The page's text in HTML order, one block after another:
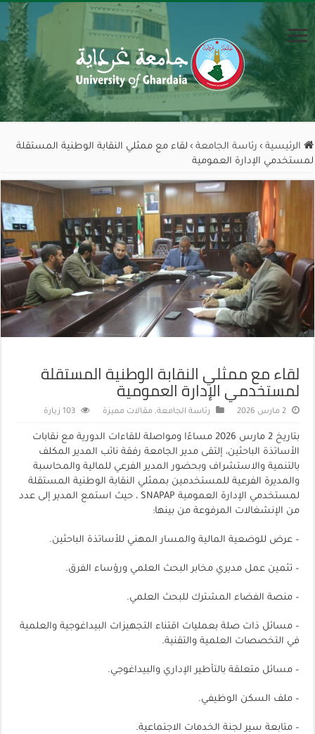
الرئيسية › رئاسة الجامعة › لقاء مع ممثلي النقابة الوطنية المستقلة
لمستخدمي الإدارة العمومية
لقاء مع ممثلي النقابة الوطنية المستقلة
لمستخدمي الإدارة العمومية
2 مارس 2026 رئاسة الجامعة, مقالات مميزة 103 زيارة
بتاريخ 2 مارس 2026 مساءًا ومواصلة للقاءات الدورية مع نقابات
الأساتذة الباحثين، إلتقى مدير الجامعة رفقة نائب المدير المكلف
بالتنمية والاستشراف وبحضور المدير الفرعي للمالية والمحاسبة
والمديرة الفرعية للمستخدمين بممثلي النقابة الوطنية المستقلة
لمستخدمي الإدارة العمومية SNAPAP ، حيث استمع المدير إلى عدد
من الإنشغالات المرفوعة من بينها:
– عرض للوضعية المالية والمسار المهني للأساتذة الباحثين.
– تثمين عمل مديري مخابر البحث العلمي ورؤساء الفرق.
– منصة الفضاء المشترك للبحث العلمي.
– مسائل ذات صلة بعمليات اقتناء التجهيزات البيداغوجية والعلمية
في التخصصات العلمية والتقنية.
– مسائل متعلقة بالتأطير الإداري والبيداغوجي.
– ملف السكن الوظيفي.
– متابعة سير لجنة الخدمات الاجتماعية.